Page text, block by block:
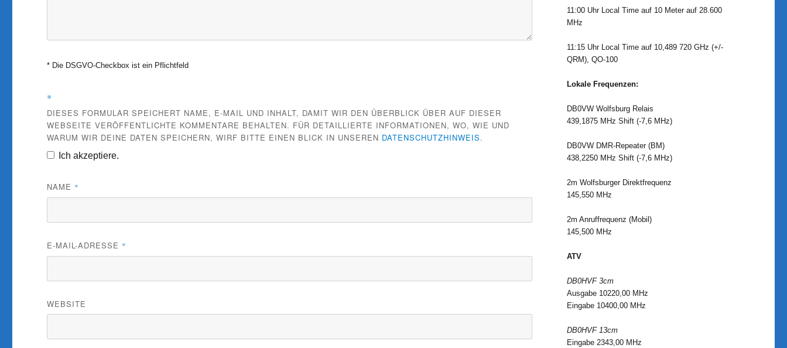
* Die DSGVO-Checkbox ist ein Pflichtfeld
*
DIESES FORMULAR SPEICHERT NAME, E-MAIL UND INHALT, DAMIT WIR DEN ÜBERBLICK ÜBER AUF DIESER
WEBSEITE VERÖFFENTLICHTE KOMMENTARE BEHALTEN. FÜR DETAILLIERTE INFORMATIONEN, WO, WIE UND
WARUM WIR DEINE DATEN SPEICHERN, WIRF BITTE EINEN BLICK IN UNSEREN DATENSCHUTZHINWEIS.
Ich akzeptiere.
NAME *
E-MAIL-ADRESSE *
WEBSITE
11:00 Uhr Local Time auf 10 Meter auf 28.600
MHz
11:15 Uhr Local Time auf 10,489 720 GHz (+/-
QRM), QO-100
Lokale Frequenzen:
DB0VW Wolfsburg Relais
439,1875 MHz Shift (-7,6 MHz)
DB0VW DMR-Repeater (BM)
438,2250 MHz Shift (-7,6 MHz)
2m Wolfsburger Direktfrequenz
145,550 MHz
2m Anruffrequenz (Mobil)
145,500 MHz
ATV
DB0HVF 3cm
Ausgabe 10220,00 MHz
Eingabe 10400,00 MHz
DB0HVF 13cm
Eingabe 2343,00 MHz